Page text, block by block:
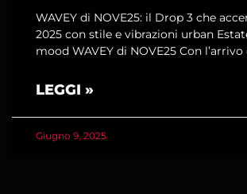
WAVEY di NOVE25: il Drop 3 che
2025 con stile e vibrazioni urban
mood WAVEY di NOVE25 Con l’arrivo
LEGGI »
Giugno 9, 2025